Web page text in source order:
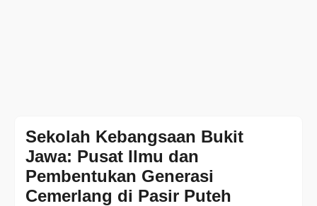
Sekolah Kebangsaan Bukit
Jawa: Pusat Ilmu dan
Pembentukan Generasi
Cemerlang di Pasir Puteh